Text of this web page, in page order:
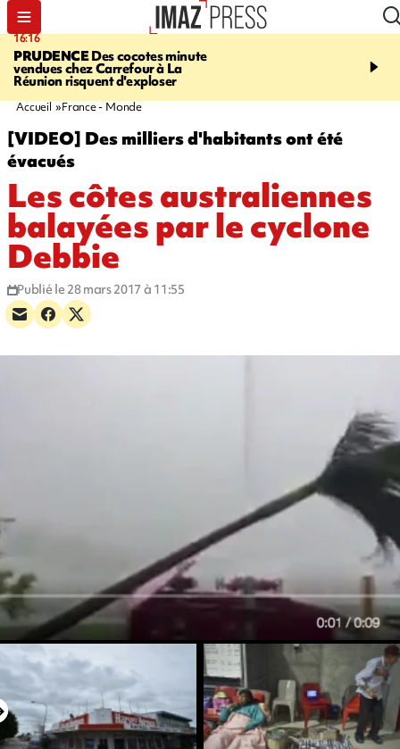
16:16
PRUDENCEDes cocotes minute
vendues chez Carrefour à La
Réunion risquent d'exploser
20:06
l'Asie, mort d'une
Accueil France - Monde
[VIDEO] Des milliers d'habitants ont été
évacués
Les côtes australiennes
balayées par le cyclone
Debbie
Publié le 28 mars 2017 à 11:55